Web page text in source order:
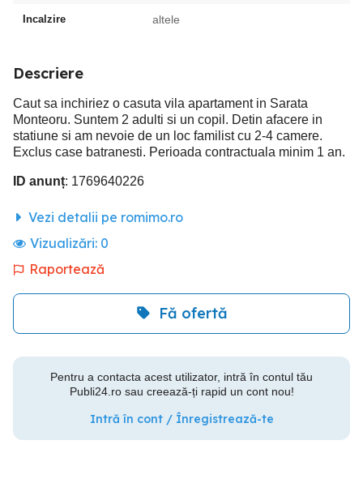
Incalzire altele
Descriere
Caut sa inchiriez o casuta vila apartament in Sarata
Monteoru. Suntem 2 adulti si un copil. Detin afacere in
statiune si am nevoie de un loc familist cu 2-4 camere.
Exclus case batranesti. Perioada contractuala minim 1 an.
ID anunț: 1769640226
Vezi detalii pe romimo.ro
Vizualizări: 0
Raportează
Fă ofertă
Pentru a contacta acest utilizator, intră în contul tău
Publi24.ro sau creează-ți rapid un cont nou!
Intră în cont / Înregistrează-te